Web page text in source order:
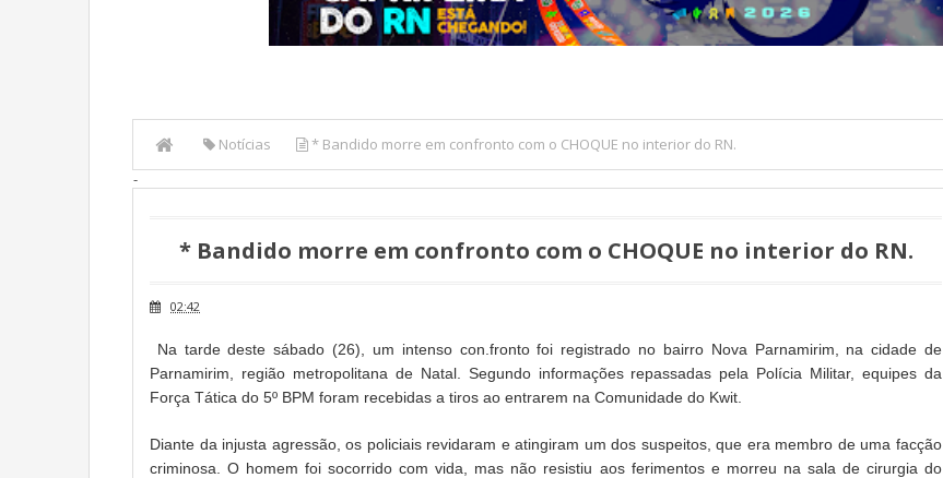
Notícias
* Bandido morre em confronto com o CHOQUE no interior do RN.
-
* Bandido morre em confronto com o CHOQUE no interior do RN.
02:42
Na tarde deste sábado (26), um intenso con.fronto foi registrado no bairro Nova Parnamirim, na cidade de
Parnamirim, região metropolitana de Natal. Segundo informações repassadas pela Polícia Militar, equipes da
Força Tática do 5º BPM foram recebidas a tiros ao entrarem na Comunidade do Kwit.
Diante da injusta agressão, os policiais revidaram e atingiram um dos suspeitos, que era membro de uma facção
criminosa. O homem foi socorrido com vida, mas não resistiu aos ferimentos e morreu na sala de cirurgia do